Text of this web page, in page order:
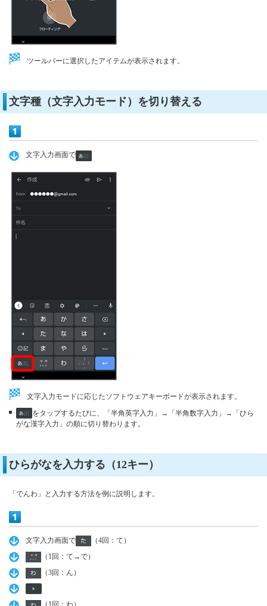
ツールバーに選択したアイテムが表示されます。
文字種（文字入力モード）を切り替える
文字入力画面で
文字入力モードに応じたソフトウェアキーボードが表示されます。
をタップするたびに、「半角英字入力」→「半角数字入力」→「ひら
がな漢字入力」の順に切り替わります。
ひらがなを入力する（12キー）
「でんわ」と入力する方法を例に説明します。
文字入力画面で
（4回：て）
（1回：て→で）
（3回：ん）